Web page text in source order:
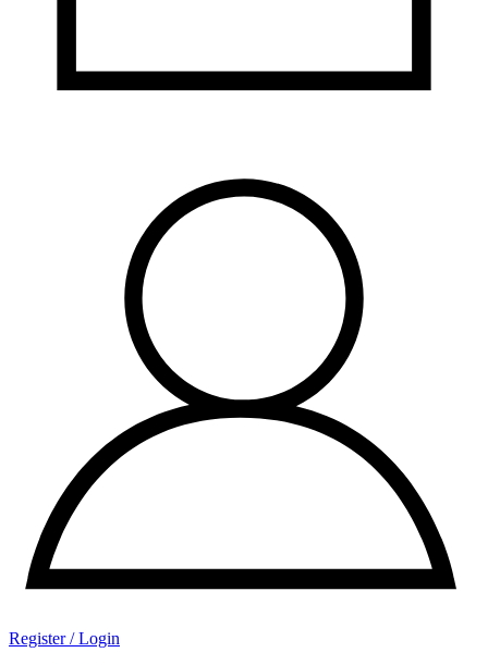
Register / Login